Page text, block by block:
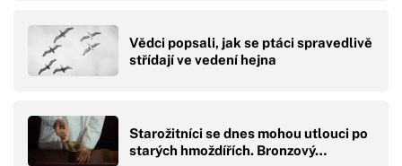
Vědci popsali, jak se ptáci spravedlivě
střídají ve vedení hejna
Starožitníci se dnes mohou utlouci po
starých hmoždířích. Bronzový…